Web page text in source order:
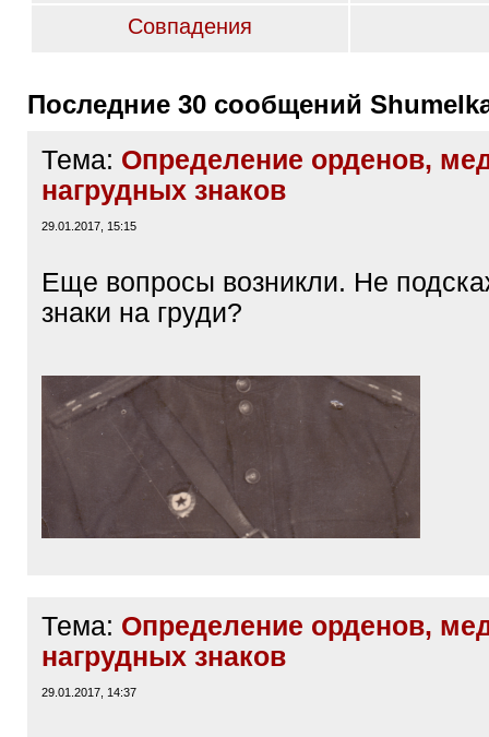
Совпадения
Последние 30 сообщений
Тема: Определение орденов,
нагрудных знаков
29.01.2017, 15:15
Еще вопросы возникли. Не
знаки на груди?
Тема: Определение орденов,
нагрудных знаков
29.01.2017, 14:37